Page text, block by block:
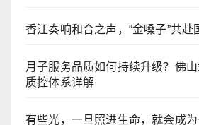
香江奏响和合之声，“金嗓子”共赴
月子服务品质如何持续升级？佛
质控体系详解
有些光，一旦照进生命，就会成